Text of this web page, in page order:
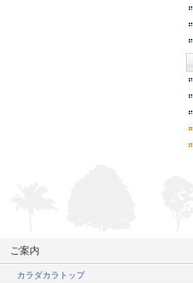
ご案内
カラダカラトップ